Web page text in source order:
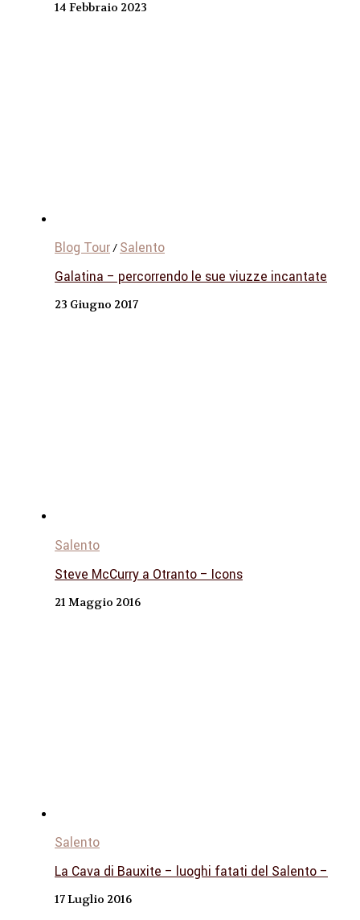
14 Febbraio 2023
Blog Tour/ Salento
Galatina – percorrendo le sue viuzze incantate
23 Giugno 2017
Salento
Steve McCurry a Otranto – Icons
21 Maggio 2016
Salento
La Cava di Bauxite – luoghi fatati del Salento –
17 Luglio 2016